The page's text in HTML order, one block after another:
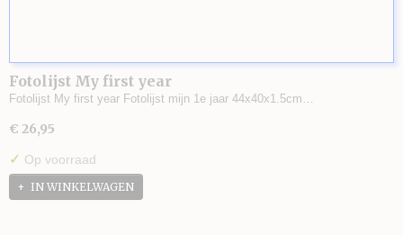
Fotolijst My first year
Fotolijst My first year Fotolijst mijn 1e jaar 44x40x1.5cm…
€ 26,95
✓ Op voorraad
IN WINKELWAGEN